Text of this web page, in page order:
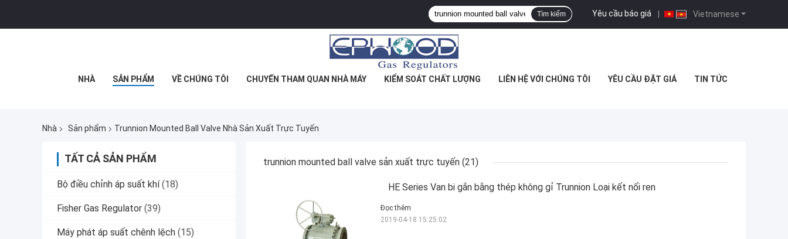
Vietnamese
Yêu cầu báo giá |
Tìm kiếm
NHÀ SẢN PHẨM VỀ CHÚNG TÔI CHUYẾN THAM QUAN NHÀ MÁY KIỂM SOÁT CHẤT LƯỢNG LIÊN HỆ VỚI CHÚNG TÔI YÊU CẦU ĐẶT GIÁ TIN TỨC
Nhà Sản phẩm Trunnion Mounted Ball Valve Nhà Sản Xuất Trực Tuyến
TẤT CẢ SẢN PHẨM
Bộ điều chỉnh áp suất khí (18)
Fisher Gas Regulator (39)
Máy phát áp suất chênh lệch (15)
trunnion mounted ball valve sản xuất trực tuyến (21)
HE Series Van bi gắn bằng thép không gỉ Trunnion Loại kết nối ren
Đọc thêm
2019-04-18 15:25:02